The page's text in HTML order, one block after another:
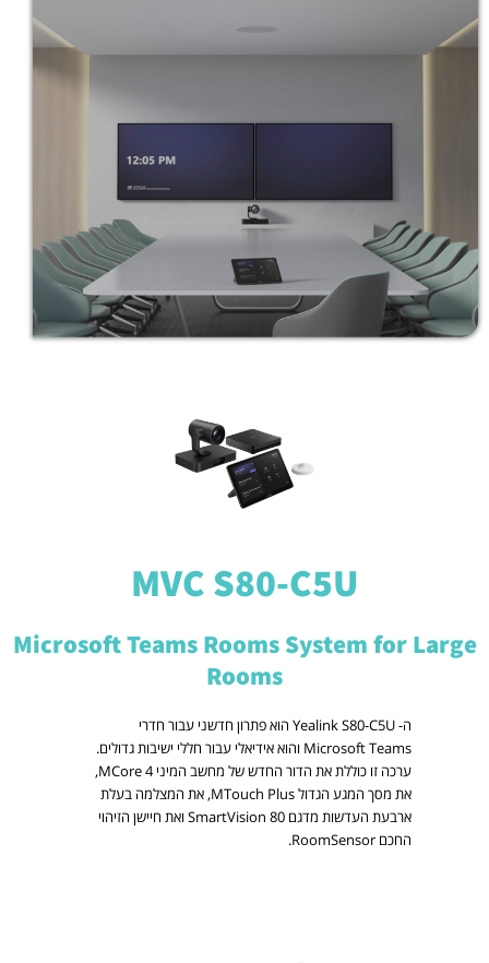
MVC S80-C5U
Microsoft Teams Rooms System for Large
Rooms
ה- Yealink S80-C5U הוא פתרון חדשני עבור חדרי
Microsoft Teams והוא אידיאלי עבור חללי ישיבות גדולים.
ערכה זו כוללת את הדור החדש של מחשב המיני
MCore 4,
את מסך המגע הגדול MTouch Plus, את המצלמה בעלת
ארבעת העדשות מדגם SmartVision 80 ואת חיישן הזיהוי
החכם RoomSensor.